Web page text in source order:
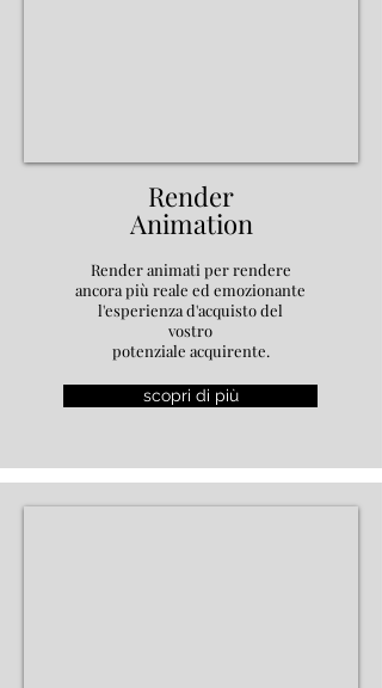
Render
Animation
Render animati per rendere
ancora più reale ed emozionante
l'esperienza d'acquisto del
vostro
potenziale acquirente.
scopri di più